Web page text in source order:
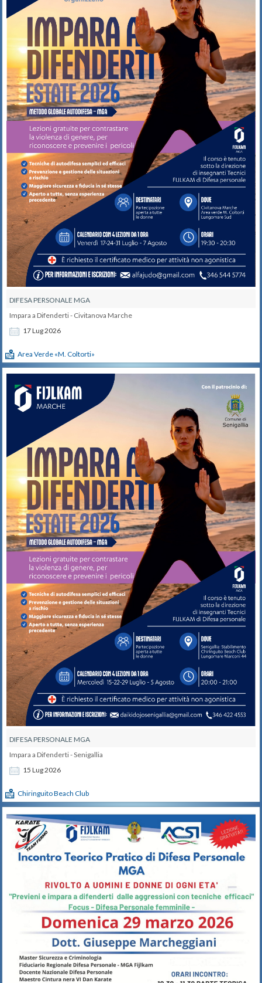
DIFESA PERSONALE MGA
17Lug2026
Impara a Difenderti - Civitanova Marche
Area Verde «M. Coltorti»
DIFESA PERSONALE MGA
15 Lug2026
Impara a Difenderti - Senigallia
Chiringuito Beach Club